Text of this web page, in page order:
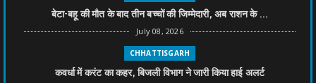
बेटा-बहू की मौत के बाद तीन बच्चों की जिम्मेदारी, अब राशन के ...
July 08, 2026
CHHATTISGARH
कवर्धा में करंट का कहर, बिजली विभाग ने जारी किया हाई अलर्ट